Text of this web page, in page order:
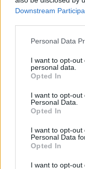
Downstream
Personal Data
I want to opt-
personal data.
Opted In
I want to opt-out
Personal Data.
Opted In
I want to opt-
Personal Data
Opted In
I want to opt-out
Iran po avancojnë,
marrëveshja për
në Hormuz pritet së
shpejti
Përfundon protesta
të kundër